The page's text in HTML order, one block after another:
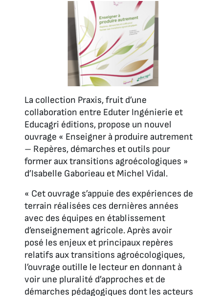
La collection Praxis, fruit d’une
collaboration entre Eduter Ingénierie et
Educagri éditions, propose un nouvel
ouvrage « Enseigner à produire autrement
– Repères, démarches et outils pour
former aux transitions agroécologiques »
d’Isabelle Gaborieau et Michel Vidal.
« Cet ouvrage s’appuie des expériences de
terrain réalisées ces dernières années
avec des équipes en établissement
d’enseignement agricole. Après avoir
posé les enjeux et principaux repères
relatifs aux transitions agroécologiques,
l’ouvrage outille le lecteur en donnant à
voir une pluralité d’approches et de
démarches pédagogiques dont les acteurs